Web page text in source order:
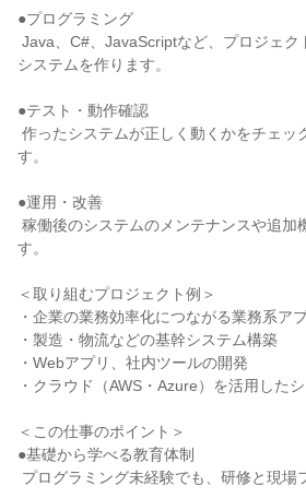
●プログラミング
システムを作ります。
●テスト・動作確認
す。
●運用・改善
す。
＜取り組むプロジェクト例＞
・企業の業務効率化につながる業務系ア
・製造・物流などの基幹システム構築
・Webアプリ、社内ツールの開発
・クラウド（AWS・Azure）を活用した
＜この仕事のポイント＞
●基礎から学べる教育体制